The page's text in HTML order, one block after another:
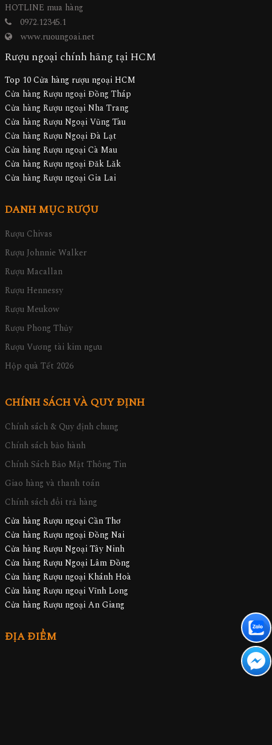
HOTLINE mua hàng
0972.12345.1
www.ruoungoai.net
Rượu ngoại chính hãng tại HCM
Top 10 Cửa hàng rượu ngoại HCM
Cửa hàng Rượu ngoại Đồng Tháp
Cửa hàng Rượu ngoại Nha Trang
Cửa hàng Rượu Ngoại Vũng Tàu
Cửa hàng Rượu Ngoại Đà Lạt
Cửa hàng Rượu ngoại Cà Mau
Cửa hàng Rượu ngoại Đăk Lăk
Cửa hàng Rượu ngoại Gia Lai
DANH MỤC RƯỢU
Rượu Chivas
Rượu Johnnie Walker
Rượu Macallan
Rượu Hennessy
Rượu Meukow
Rượu Phong Thủy
Rượu Vương tài kim ngưu
Hộp quà Tết 2026
CHÍNH SÁCH VÀ QUY ĐỊNH
Chính sách & Quy định chung
Chính sách bảo hành
Chính Sách Bảo Mật Thông Tin
Giao hàng và thanh toán
Chính sách đổi trả hàng
Cửa hàng Rượu ngoại Cần Thơ
Cửa hàng Rượu ngoại Đồng Nai
Cửa hàng Rượu Ngoại Tây Ninh
Cửa hàng Rượu Ngoại Lâm Đồng
Cửa hàng Rượu ngoại Khánh Hoà
Cửa hàng Rượu ngoại Vĩnh Long
Cửa hàng Rượu ngoại An Giang
ĐỊA ĐIỂM